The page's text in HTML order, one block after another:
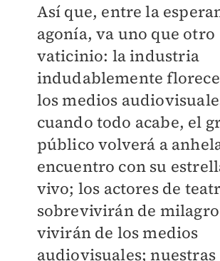
Así que, entre la
agonía, va uno que otro
vaticinio: la industria
indudablemente
los medios
cuando todo acabe, el
público volverá a
encuentro con su
vivo; los actores de
sobrevivirán de
vivirán de los medios
audiovisuales; nuestras